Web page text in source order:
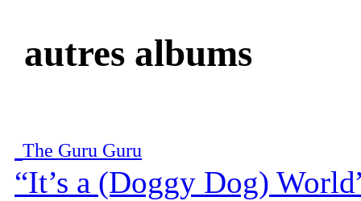
autres albums
The Guru Guru
“It’s a (Doggy Dog)